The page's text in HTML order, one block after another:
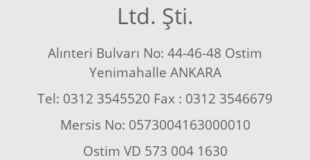
Ltd. Şti.
Alınteri Bulvarı No: 44-46-48 Ostim
Yenimahalle ANKARA
Tel: 0312 3545520 Fax : 0312 3546679
Mersis No: 0573004163000010
Ostim VD 573 004 1630